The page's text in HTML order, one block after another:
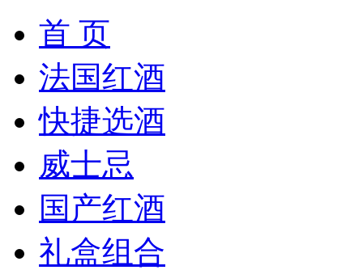
首 页
法国红酒
快捷选酒
威士忌
国产红酒
礼盒组合